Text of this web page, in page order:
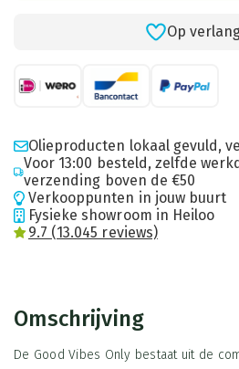
Op
Olieproducten lokaal gevuld,
Voor 13:00 besteld, zelfde
verzending boven de €50
Verkooppunten in jouw buurt
Fysieke showroom in Heiloo
9.7 (13.045 reviews)
Omschrijving
De Good Vibes Only bestaat uit de